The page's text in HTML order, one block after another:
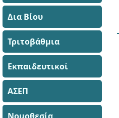
Δια Βίου
Τριτοβάθμια
Εκπαιδευτικοί
ΑΣΕΠ